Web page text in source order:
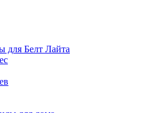
для Белт Лайта